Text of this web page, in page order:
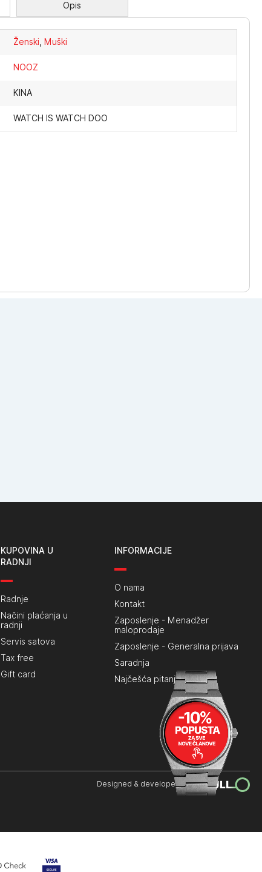
Opis
Ženski ,Muški
NOOZ
KINA
WATCH IS WATCH DOO
KUPOVINA U
RADNJI
Radnje
Načini plaćanja u
radnji
Servis satova
Tax free
Gift card
INFORMACIJE
O nama
Kontakt
Zaposlenje - Menadžer
maloprodaje
Zaposlenje - Generalna prijava
Saradnja
Najčešća pitanja
Designed & developed by: